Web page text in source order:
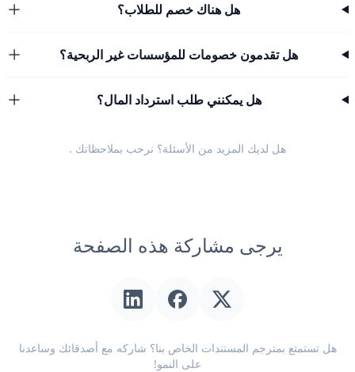
هل هناك خصم للطلاب؟
هل تقدمون خصومات للمؤسسات غير الربحية؟
هل يمكنني طلب استرداد المال؟
هل لديك المزيد من الأسئلة؟ نرحب بملاحظاتك .
يرجى مشاركة هذه الصفحة
هل تستمتع بمترجم المستندات الخاص بنا؟ شاركه مع أصدقائك وساعدنا
على النمو!